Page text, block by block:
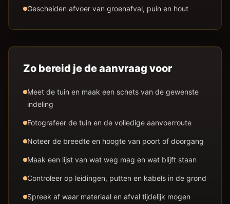
Gescheiden afvoer van groenafval, puin en hout
Zo bereid je de aanvraag voor
Meet de tuin en maak een schets van de gewenste
indeling
Fotografeer de tuin en de volledige aanvoerroute
Noteer de breedte en hoogte van poort of doorgang
Maak een lijst van wat weg mag en wat blijft staan
Controleer op leidingen, putten en kabels in de grond
Spreek af waar materiaal en afval tijdelijk mogen